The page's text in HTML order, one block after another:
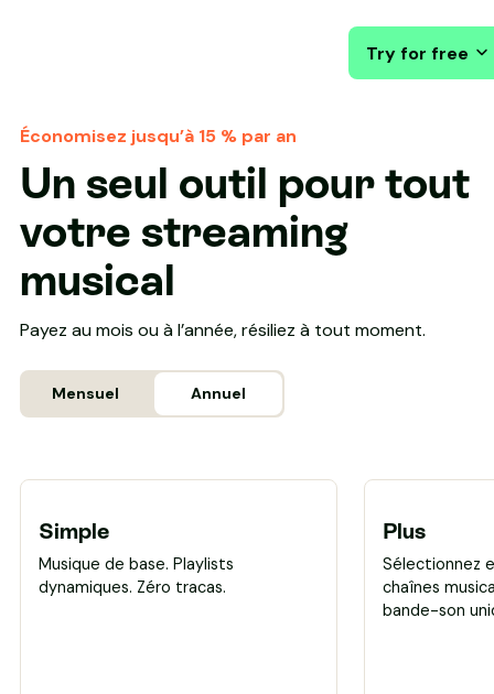
Try for free
Économisez jusqu’à 15 % par an
Un seul outil pour tout
votre streaming
musical
Payez au mois ou à l’année, résiliez à tout moment.
Mensuel Annuel
Simple
Musique de base. Playlists
dynamiques. Zéro tracas.
Plus
Sélectionnez
chaînes
bande-son